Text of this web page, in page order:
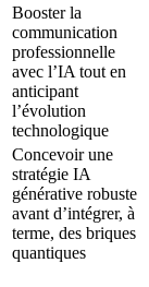
Booster la
communication
professionnelle
avec l’IA tout en
anticipant
l’évolution
technologique
Concevoir une
stratégie IA
générative robuste
avant d’intégrer, à
terme, des briques
quantiques